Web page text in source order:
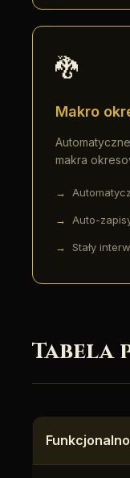
🐉
Makro
makra
Auto-
Stały
Tabela